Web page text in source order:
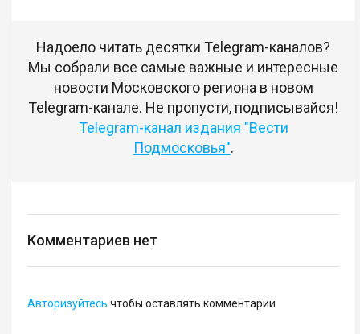
Надоело читать десятки Telegram-каналов?
Мы собрали все самые важные и интересные
новости Московского региона в новом
Telegram-канале. Не пропусти, подписывайся!
Telegram-канал издания "Вести
Подмосковья".
Комментариев нет
Авторизуйтесь чтобы оставлять комментарии